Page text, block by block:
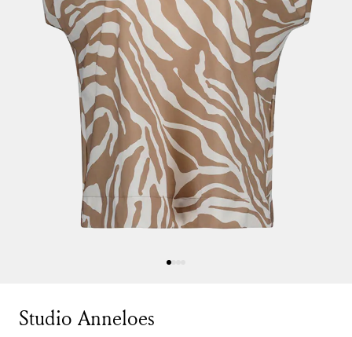
Studio Anneloes